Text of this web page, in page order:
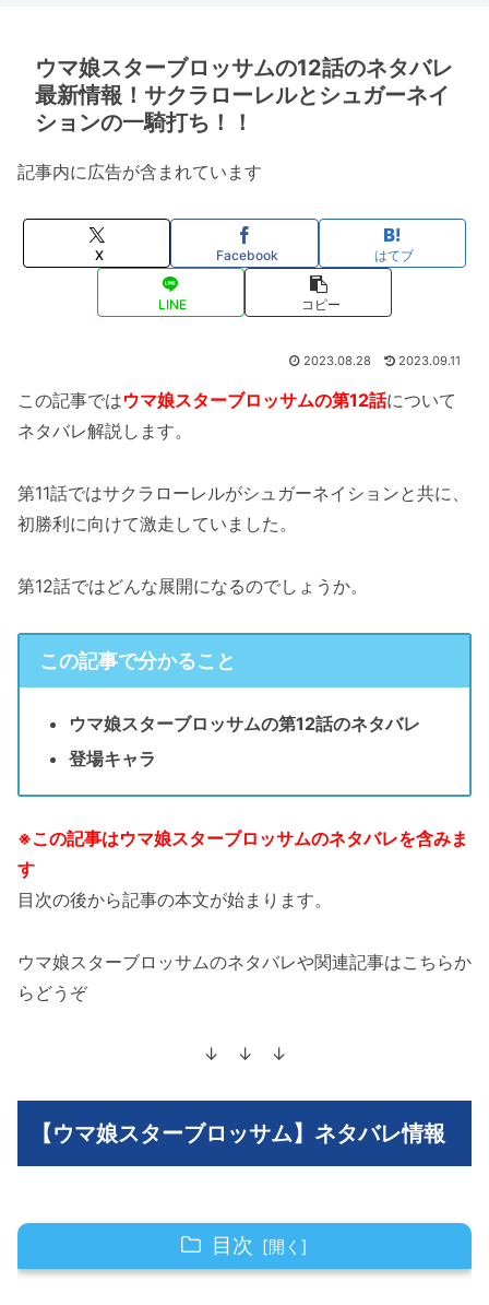
ウマ娘スターブロッサムの12話のネタバレ
最新情報！サクラローレルとシュガーネイ
ションの一騎打ち！！
記事内に広告が含まれています
X Facebook はてブ
LINE コピー
2023.08.28 2023.09.11
この記事ではウマ娘スターブロッサムの第12話について
ネタバレ解説します。
第11話ではサクラローレルがシュガーネイションと共に、
初勝利に向けて激走していました。
第12話ではどんな展開になるのでしょうか。
この記事で分かること
ウマ娘スターブロッサムの第12話のネタバレ
登場キャラ
※この記事はウマ娘スターブロッサムのネタバレを含みま
す
目次の後から記事の本文が始まります。
ウマ娘スターブロッサムのネタバレや関連記事はこちらか
らどうぞ
↓ ↓ ↓
【ウマ娘スターブロッサム】ネタバレ情報
目次